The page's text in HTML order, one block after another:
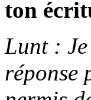
ton
Lunt :
réponse